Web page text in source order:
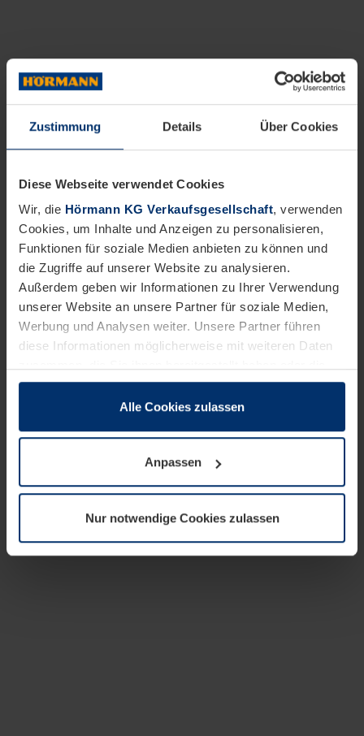
Zustimmung Details Über Cookies
Diese Webseite verwendet Cookies
Wir, die Hörmann KG Verkaufsgesellschaft, verwenden
Cookies, um Inhalte und Anzeigen zu personalisieren,
Funktionen für soziale Medien anbieten zu können und
die Zugriffe auf unserer Website zu analysieren.
Außerdem geben wir Informationen zu Ihrer Verwendung
unserer Website an unsere Partner für soziale Medien,
Werbung und Analysen weiter. Unsere Partner führen
diese Informationen möglicherweise mit weiteren Daten
sie im Rahmen Ihrer Nutzung der Dienste gesammelt
wenn diese für den Betrieb dieser Seite unbedingt
notwendig sind. Für alle anderen Cookie-Typen benötigen
wir Ihre Erlaubnis. Ihre Einwilligung können Sie jederzeit
Datenschutzerklärungunserer Website ändern oder
widerrufen.
Alle Cookies zulassen
Anpassen
Nur notwendige Cookies zulassen